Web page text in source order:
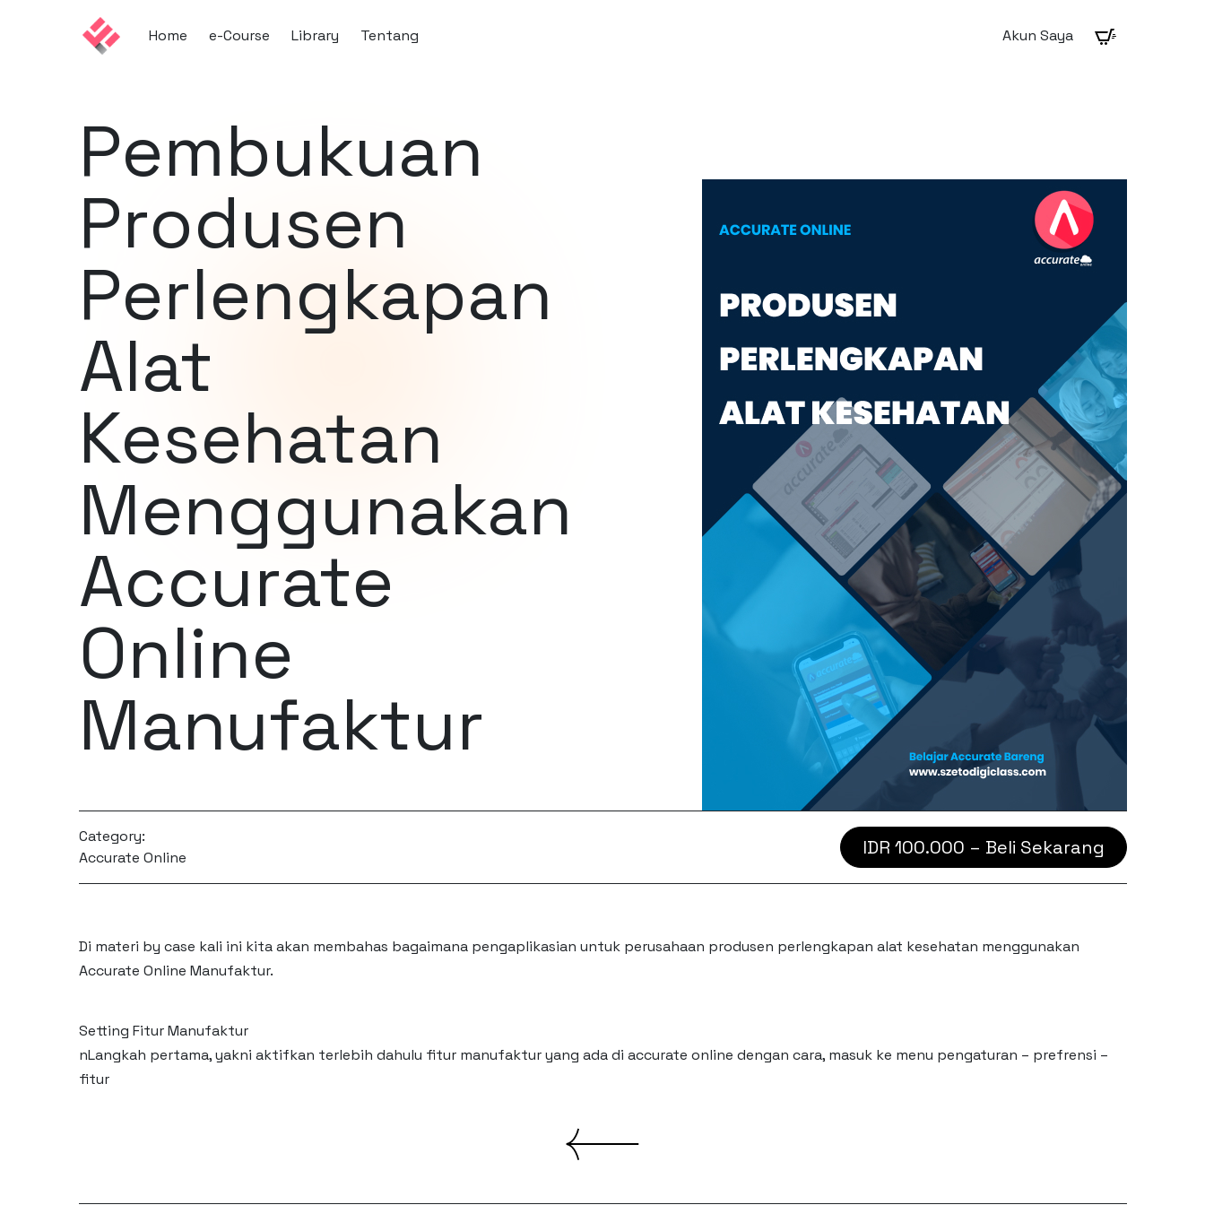
Home e-Course Library Tentang Akun Saya
Pembukuan
Produsen
Perlengkapan
Alat
Kesehatan
Menggunakan
Accurate
Online
Manufaktur
Category:
Accurate Online
IDR 100.000 – Beli Sekarang
Di materi by case kali ini kita akan membahas bagaimana pengaplikasian untuk perusahaan produsen perlengkapan alat kesehatan menggunakan
Accurate Online Manufaktur.
Setting Fitur Manufaktur
nLangkah pertama, yakni aktifkan terlebih dahulu fitur manufaktur yang ada di accurate online dengan cara, masuk ke menu pengaturan – prefrensi –
fitur